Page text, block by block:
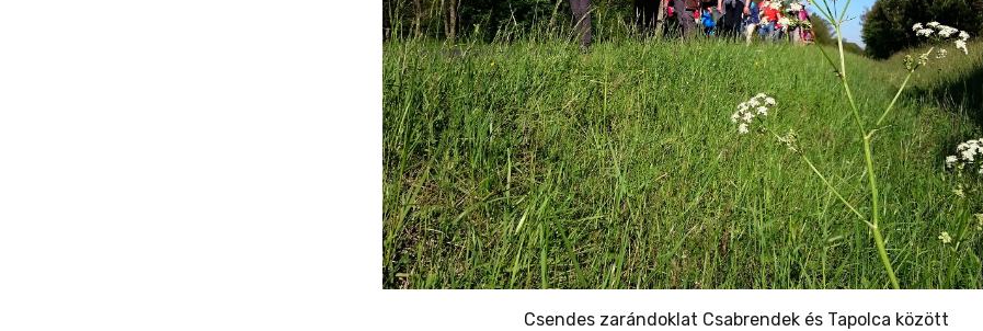
Csendes zarándoklat Csabrendek és Tapolca között